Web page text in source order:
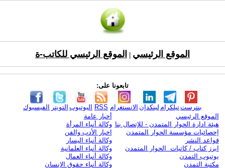
الموقع الرئيسي الموقع الرئيسي للكاتب-ة
تابعونا على:
الفيسبوك التويتر اليوتيوب RSS الانستغرام لينكدإن تيلكرامبنترست
الموقع الرئيسي
هيئة ادارة الحوار المتمدن - للإتصال بنا
إحصائيات مؤسسة الحوار المتمدن
قواعد النشر
ابرز كتاب / كاتبات الحوار المتمدن
يوتيوب التمدن
مكتبة التمدن
أخبار عامة
وكالة أنباء المرأة
اخبار الأدب والفن
وكالة أنباء اليسار
وكالة أنباء العلمانية
وكالة أنباء العمال
وكالة أنباء حقوق الإنسان